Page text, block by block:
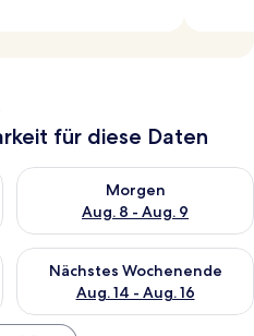
für diese Daten
heute Nacht, Aug. 7 - Aug. 8.
Morgen
Aug. 8 - Aug. 9
Überprüfe die Verfügbarkeit
dieses Wochenende, Aug. 7
Nächstes Wochenende
Aug. 14 - Aug. 16
Überprüfe die Verfügbarkeit